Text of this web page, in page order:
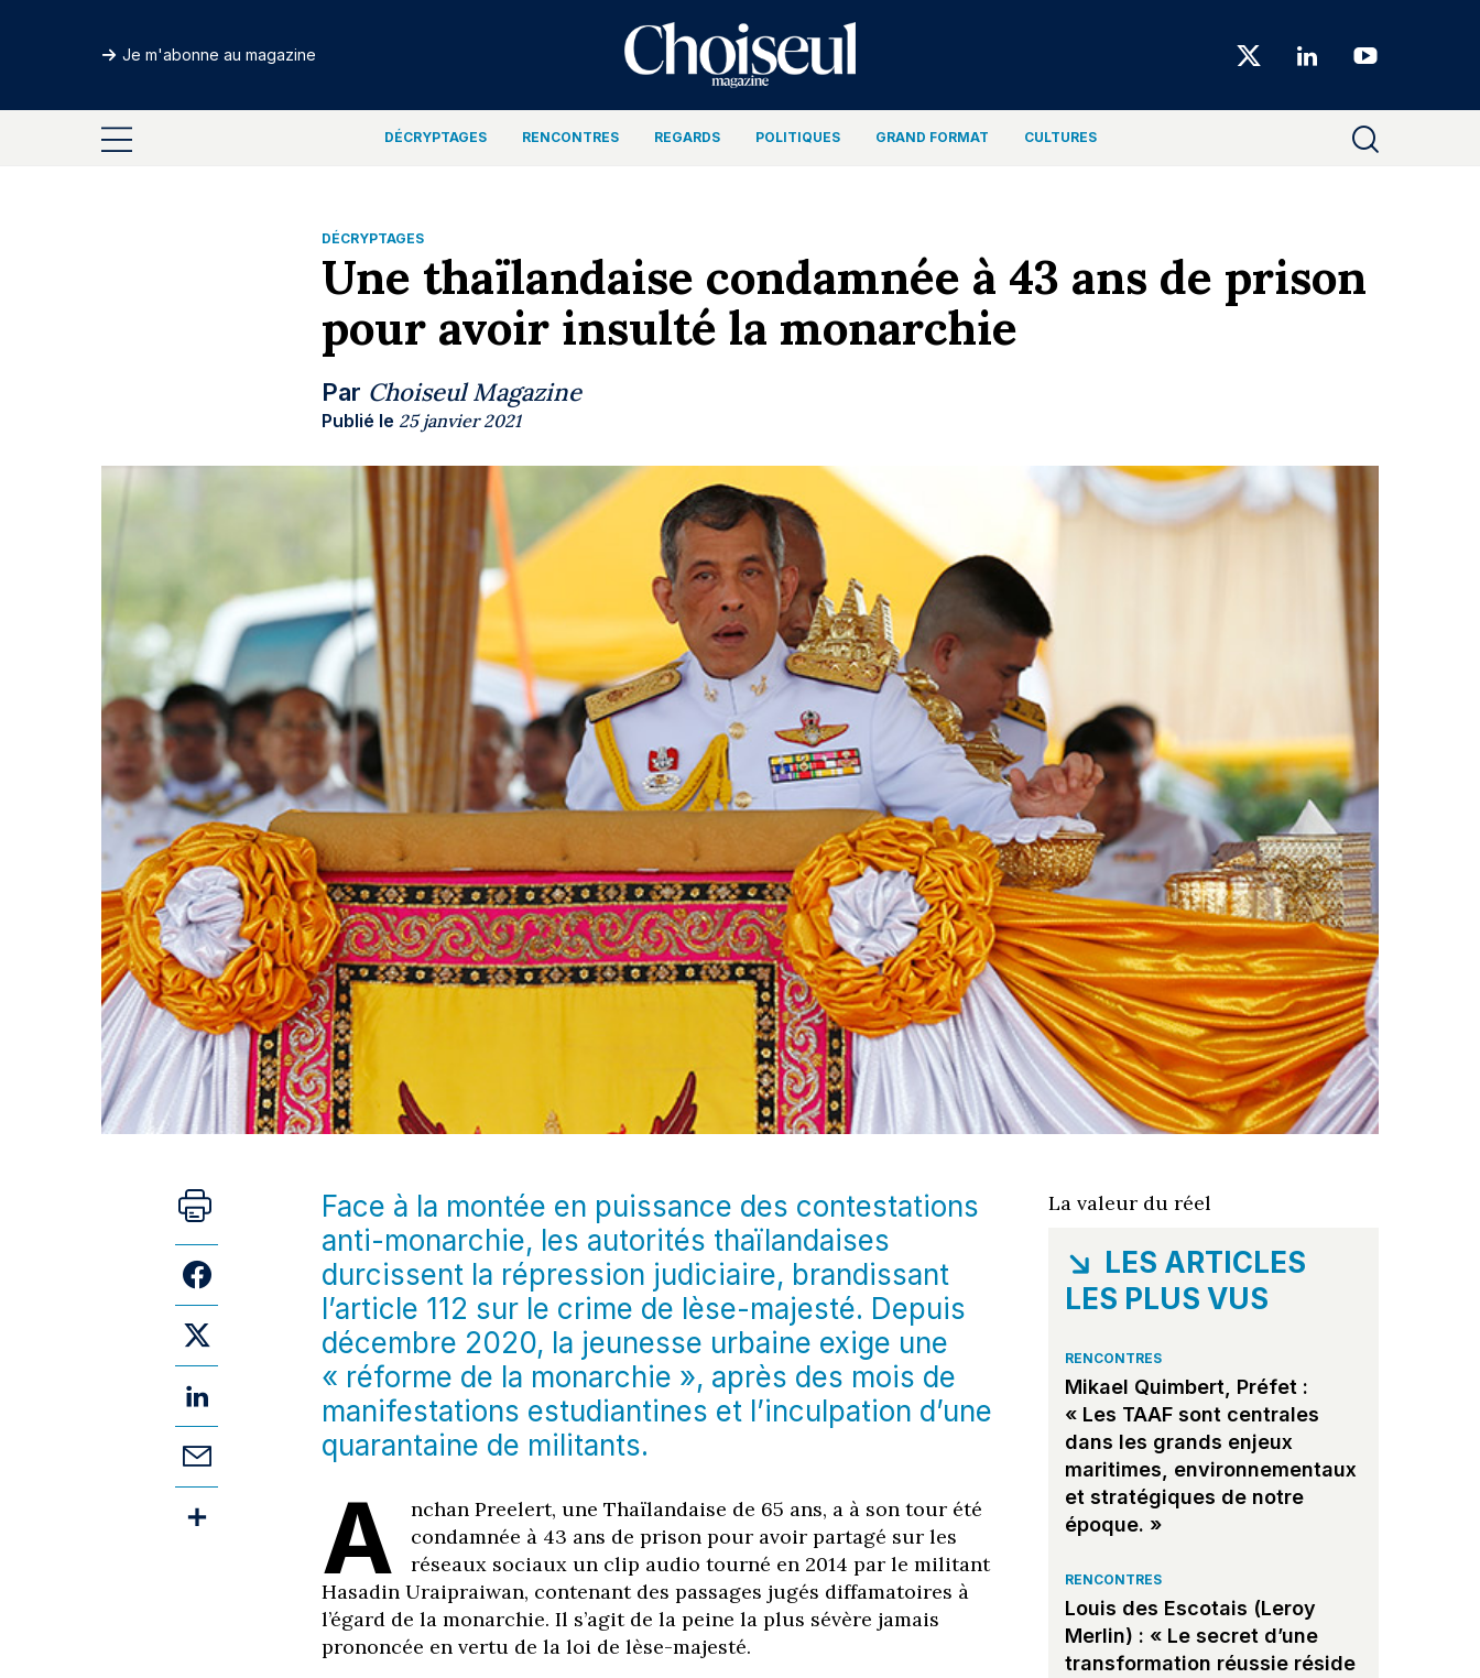
Je m'abonne au magazine Choiseul
Magazine
DÉCRYPTAGES RENCONTRES REGARDS POLITIQUES GRAND FORMAT CULTURES
DÉCRYPTAGES
Une thaïlandaise condamnée à 43 ans de prison
pour avoir insulté la monarchie
Par Choiseul Magazine
Publié le 25 janvier 2021
Face à la montée en puissance des contestations
anti-monarchie, les autorités thaïlandaises
durcissent la répression judiciaire, brandissant
l’article 112 sur le crime de lèse-majesté. Depuis
décembre 2020, la jeunesse urbaine exige une
« réforme de la monarchie », après des mois de
manifestations estudiantines et l’inculpation d’une
quarantaine de militants.
A
nchan Preelert, une Thaïlandaise de 65 ans, a à son tour été
condamnée à 43 ans de prison pour avoir partagé sur les
réseaux sociaux un clip audio tourné en 2014 par le militant
Hasadin Uraipraiwan, contenant des passages jugés diffamatoires à
l’égard de la monarchie. Il s’agit de la peine la plus sévère jamais
prononcée en vertu de la loi de lèse-majesté.
La valeur du réel
LES ARTICLES
LES PLUS VUS
RENCONTRES
Mikael Quimbert, Préfet :
« Les TAAF sont centrales
dans les grands enjeux
maritimes, environnementaux
et stratégiques de notre
époque. »
RENCONTRES
Louis des Escotais (Leroy
Merlin) : « Le secret d’une
transformation réussie réside